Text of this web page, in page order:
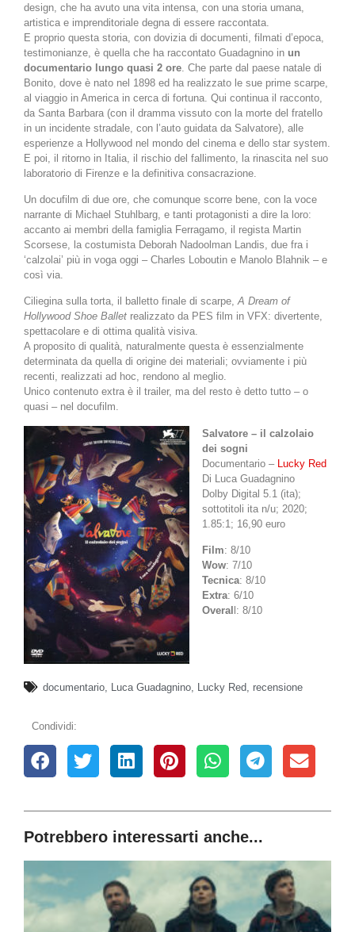
design, che ha avuto una vita intensa, con una storia umana,
artistica e imprenditoriale degna di essere raccontata.
E proprio questa storia, con dovizia di documenti, filmati d’epoca,
testimonianze, è quella che ha raccontato Guadagnino in un
documentario lungo quasi 2 ore . Che parte dal paese natale di
Bonito, dove è nato nel 1898 ed ha realizzato le sue prime scarpe,
al viaggio in America in cerca di fortuna. Qui continua il racconto,
da Santa Barbara (con il dramma vissuto con la morte del fratello
in un incidente stradale, con l’auto guidata da Salvatore), alle
esperienze a Hollywood nel mondo del cinema e dello star system.
E poi, il ritorno in Italia, il rischio del fallimento, la rinascita nel suo
laboratorio di Firenze e la definitiva consacrazione.
Un docufilm di due ore, che comunque scorre bene, con la voce
narrante di Michael Stuhlbarg, e tanti protagonisti a dire la loro:
accanto ai membri della famiglia Ferragamo, il regista Martin
Scorsese, la costumista Deborah Nadoolman Landis, due fra i
‘calzolai’ più in voga oggi – Charles Loboutin e Manolo Blahnik – e
così via.
Ciliegina sulla torta, il balletto finale di scarpe,A Dream of
Hollywood Shoe Ballet realizzato da PES film in VFX: divertente,
spettacolare e di ottima qualità visiva.
A proposito di qualità, naturalmente questa è essenzialmente
determinata da quella di origine dei materiali; ovviamente i più
recenti, realizzati ad hoc, rendono al meglio.
Unico contenuto extra è il trailer, ma del resto è detto tutto – o
quasi – nel docufilm.
Salvatore – il calzolaio
dei sogni
Documentario – Lucky Red
Di Luca Guadagnino
Dolby Digital 5.1 (ita);
sottotitoli ita n/u; 2020;
1.85:1; 16,90 euro
Film: 8/10
Wow: 7/10
Tecnica: 8/10
Extra: 6/10
Overal l: 8/10
documentario Luca Guadagnino Lucky Red recensione
Condividi:
Potrebbero interessarti anche...